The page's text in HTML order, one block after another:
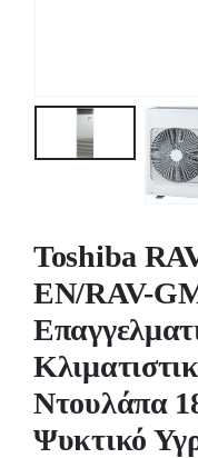
Toshiba
EN/RAV-
Ντουλάπα
Ψυκτικό